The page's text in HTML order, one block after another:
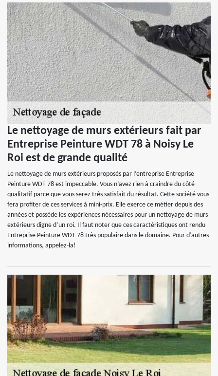
Le nettoyage de murs extérieurs fait par
Entreprise Peinture WDT 78 à Noisy Le
Roi est de grande qualité
Le nettoyage de murs extérieurs proposés par l’entreprise Entreprise
Peinture WDT 78 est impeccable. Vous n’avez rien à craindre du côté
qualitatif parce que vous serez très satisfait du résultat. Cette société vous
fera profiter de ces services à mini-prix. Elle exerce ce métier depuis des
années et possède les expériences nécessaires pour un nettoyage de murs
extérieurs digne d’un roi. Il faut noter que ces caractéristiques ont rendu
Entreprise Peinture WDT 78 très populaire dans le domaine. Pour d’autres
informations, appelez-la!